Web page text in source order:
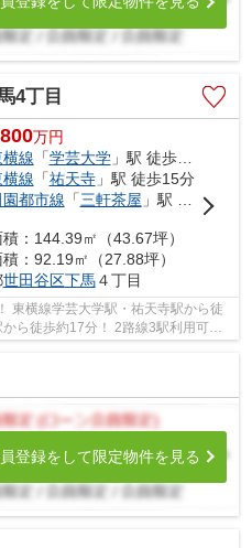
4丁目
万円
線 「学芸大学」駅 徒歩15分
線 「祐天寺」駅 徒歩15分
都市線 「三軒茶屋 」駅 徒歩17分
：144.39㎡（43.67坪）
：92.19㎡（27.88坪）
世田谷区下馬４丁目
東横線学芸大学駅・祐天寺駅から徒
ら徒歩約17分！ 2路線3駅利用可能
登録をして限定物件を見る